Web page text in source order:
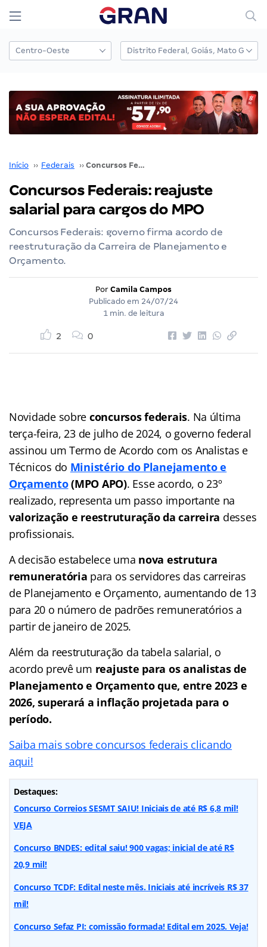
Início ›› Federais ›› Concursos Federais: reajuste salarial para cargos do MPO
Concursos Federais: reajuste
salarial para cargos do MPO
Concursos Federais: governo firma acordo de
reestruturação da Carreira de Planejamento e
Orçamento.
Por Camila Campos
Publicado em 24/07/24
1 min. de leitura
2 0
Novidade sobre concursos federais. Na última
terça-feira, 23 de julho de 2024, o governo federal
assinou um Termo de Acordo com os Analistas e
Técnicos do Ministério do Planejamento e
Orçamento(MPO APO). Esse acordo, o 23º
realizado, representa um passo importante na
valorização e reestruturação da carreira desses
profissionais.
A decisão estabelece uma nova estrutura
remuneratória para os servidores das carreiras
de Planejamento e Orçamento, aumentando de 13
para 20 o número de padrões remuneratórios a
partir de janeiro de 2025.
Além da reestruturação da tabela salarial, o
acordo prevê um reajuste para os analistas de
Planejamento e Orçamento que, entre 2023 e
2026, superará a inflação projetada para o
período.
Saiba mais sobre concursos federais clicando
aqui!
Destaques:
Concurso Correios SESMT SAIU! Iniciais de até R$ 6,8 mil!
VEJA
Concurso BNDES: edital saiu! 900 vagas; inicial de até R$
20,9 mil!
Concurso TCDF: Edital neste mês. Iniciais até incríveis R$ 37
mil!
Concurso Sefaz PI: comissão formada! Edital em 2025. Veja!